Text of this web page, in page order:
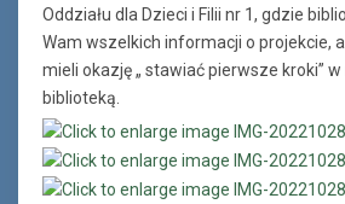
Oddziału dla Dzieci i Filii nr 1, gdzie
Wam wszelkich informacji o projekcie, a
mieli okazję „ stawiać pierwsze kroki”
biblioteką.